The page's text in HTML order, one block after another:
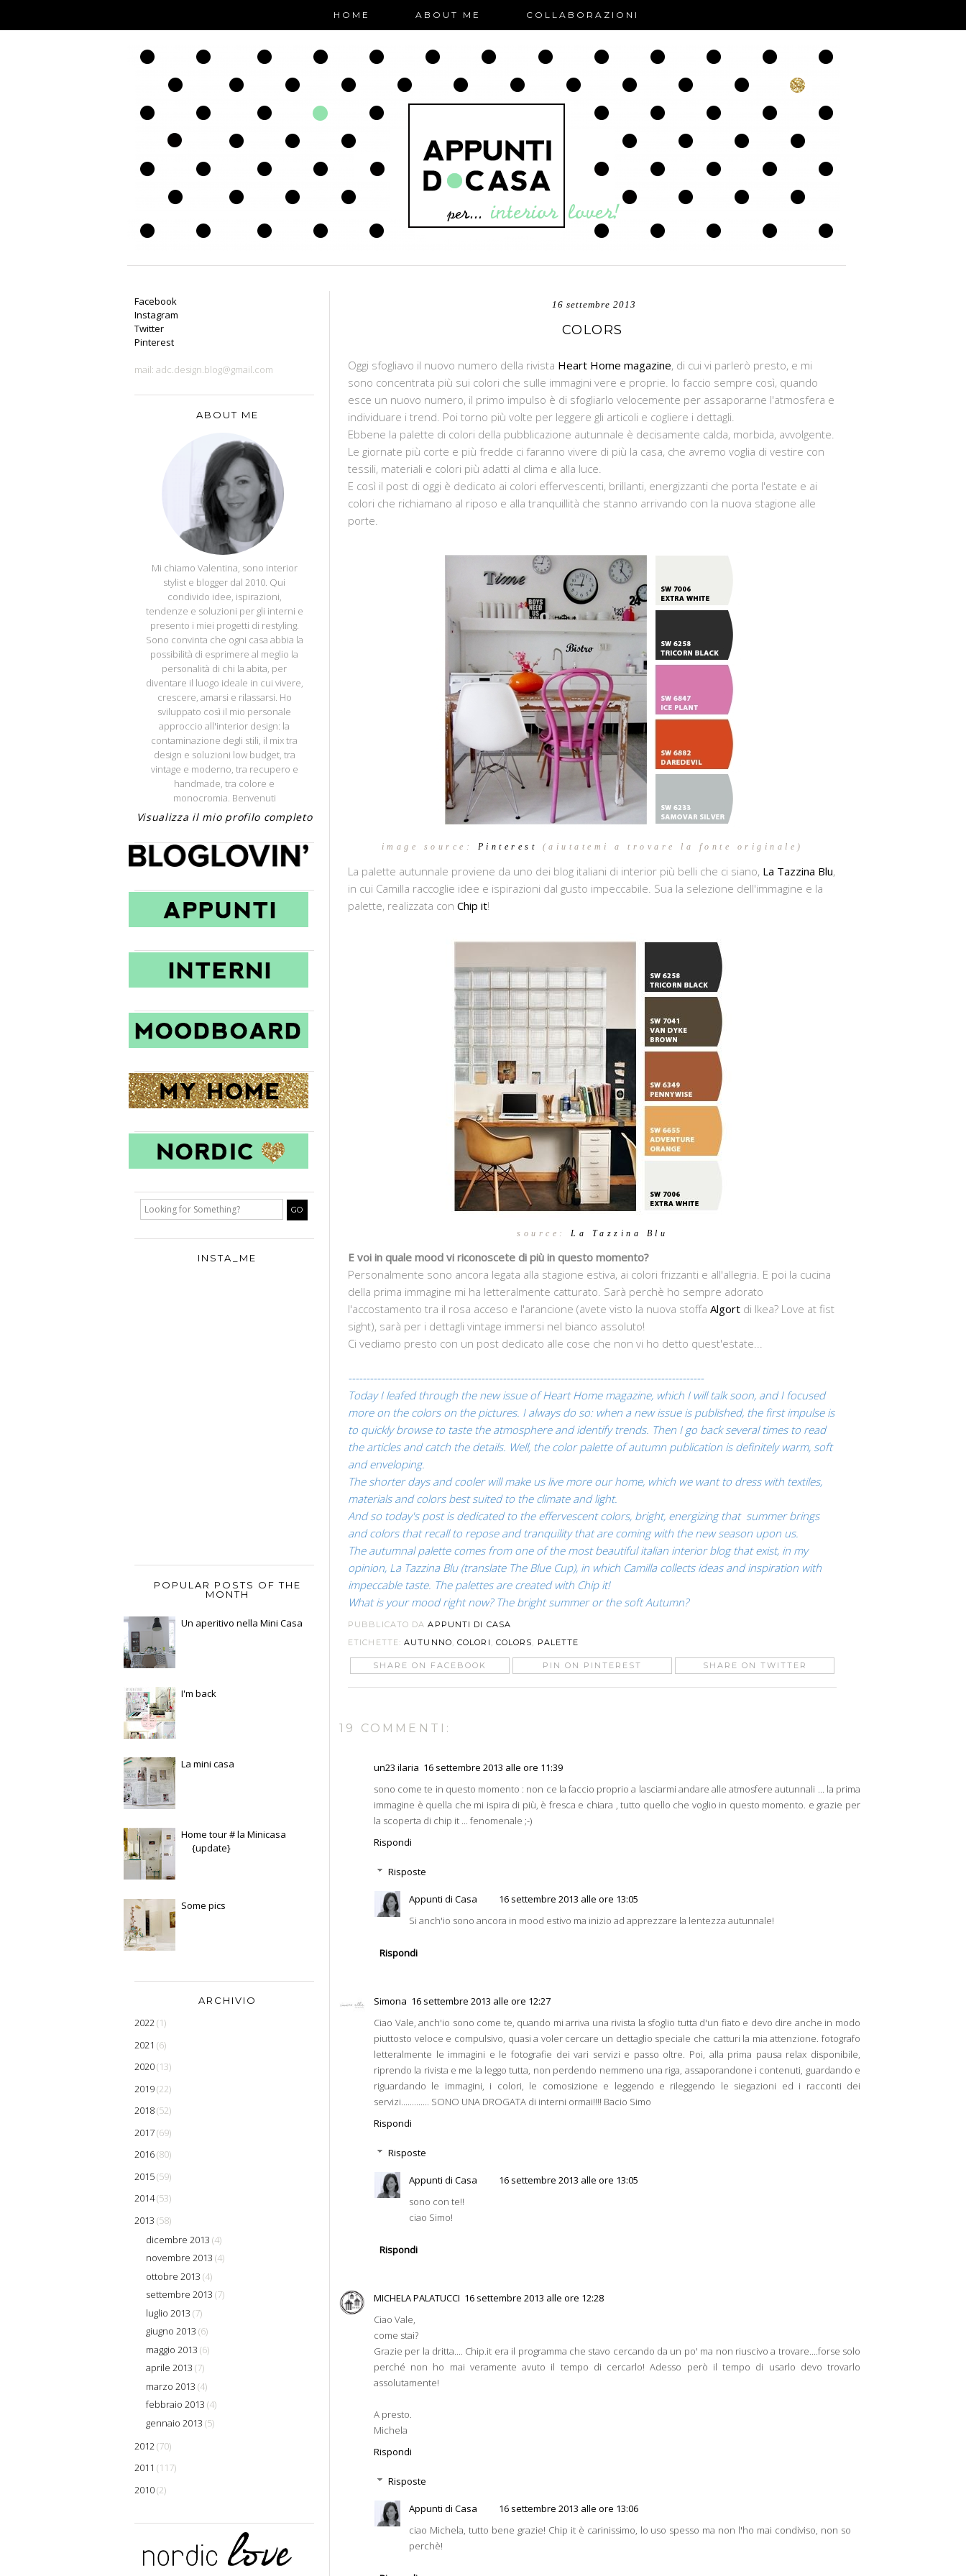
HOME ABOUT ME COLLABORAZIONI
16 settembre 2013
COLORS
Oggi sfogliavo il nuovo numero della rivista Heart Home magazine, di cui vi parlerò presto, e mi
sono concentrata più sui colori che sulle immagini vere e proprie. Io faccio sempre così, quando
esce un nuovo numero, il primo impulso è di sfogliarlo velocemente per assaporarne l'atmosfera e
individuare i trend. Poi torno più volte per leggere gli articoli e cogliere i dettagli.
Ebbene la palette di colori della pubblicazione autunnale è decisamente calda, morbida, avvolgente.
Le giornate più corte e più fredde ci faranno vivere di più la casa, che avremo voglia di vestire con
tessili, materiali e colori più adatti al clima e alla luce.
E così il post di oggi è dedicato ai colori effervescenti, brillanti, energizzanti che porta l'estate e ai
colori che richiamano al riposo e alla tranquillità che stanno arrivando con la nuova stagione alle
porte.
image source: Pinterest (aiutatemi a trovare la fonte originale)
La palette autunnale proviene da uno dei blog italiani di interior più belli che ci siano, La Tazzina Blu,
in cui Camilla raccoglie idee e ispirazioni dal gusto impeccabile. Sua la selezione dell'immagine e la
palette, realizzata con Chip it!
source: La Tazzina Blu
E voi in quale mood vi riconoscete di più in questo momento?
Personalmente sono ancora legata alla stagione estiva, ai colori frizzanti e all'allegria. E poi la cucina
della prima immagine mi ha letteralmente catturato. Sarà perchè ho sempre adorato
l'accostamento tra il rosa acceso e l'arancione (avete visto la nuova stoffa Algort di Ikea? Love at fist
sight), sarà per i dettagli vintage immersi nel bianco assoluto!
Ci vediamo presto con un post dedicato alle cose che non vi ho detto quest'estate...
---------------------------------------------------------------------------------------------------
Today I leafed through the new issue of Heart Home magazine, which I will talk soon, and I focused
more on the colors on the pictures. I always do so: when a new issue is published, the first impulse is
to quickly browse to taste the atmosphere and identify trends. Then I go back several times to read
the articles and catch the details. Well, the color palette of autumn publication is definitely warm, soft
and enveloping.
The shorter days and cooler will make us live more our home, which we want to dress with textiles,
materials and colors best suited to the climate and light.
And so today's post is dedicated to the effervescent colors, bright, energizing that summerbrings
and colors that recall to repose and tranquility that are coming with the new season upon us.
The autumnal palette comes from one of the most beautifulitalian interior blog that exist, in my
opinion, La Tazzina Blu (translate The Blue Cup), in which Camilla collects ideas and inspiration with
impeccable taste. The palettes are created with Chip it!
What is your mood right now? The bright summer or the soft Autumn?
PUBBLICATO DAAPPUNTI DI CASA
ETICHETTE:AUTUNNO ,COLORI COLORS PALETTE
SHARE ON FACEBOOK PIN ON PINTEREST SHARE ON TWITTER
19 COMMENTI:
un23 ilaria 16 settembre 2013 alle ore 11:39
sono come te in questo momento : non ce la faccio proprio a lasciarmi andare alle atmosfere autunnali ... la prima
immagine è quella che mi ispira di più, è fresca e chiara , tutto quello che voglio in questo momento. e grazie per
la scoperta di chip it ... fenomenale ;-)
Rispondi
Risposte
Appunti di Casa
16 settembre 2013 alle ore 13:05
Si anch'io sono ancora in mood estivo ma inizio ad apprezzare la lentezza autunnale!
Rispondi
Simona 16 settembre 2013 alle ore 12:27
Ciao Vale, anch'io sono come te, quando mi arriva una rivista la sfoglio tutta d'un fiato e devo dire anche in modo
piuttosto veloce e compulsivo, quasi a voler cercare un dettaglio speciale che catturi la mia attenzione. fotografo
letteralmente le immagini e le fotografie dei vari servizi e passo oltre. Poi, alla prima pausa relax disponibile,
riprendo la rivista e me la leggo tutta, non perdendo nemmeno una riga, assaporandone i contenuti, guardando e
riguardando le immagini, i colori, le comosizione e leggendo e rileggendo le siegazioni ed i racconti dei
servizi............. SONO UNA DROGATA di interni ormai!!!! Bacio Simo
Rispondi
Risposte
Appunti di Casa
16 settembre 2013 alle ore 13:05
sono con te!!
ciao Simo!
Rispondi
MICHELA PALATUCCI 16 settembre 2013 alle ore 12:28
Ciao Vale,
come stai?
Grazie per la dritta.... Chip.it era il programma che stavo cercando da un po' ma non riuscivo a trovare....forse solo
perché non ho mai veramente avuto il tempo di cercarlo! Adesso però il tempo di usarlo devo trovarlo
assolutamente!
A presto.
Michela
Rispondi
Risposte
Appunti di Casa
16 settembre 2013 alle ore 13:06
ciao Michela, tutto bene grazie! Chip it è carinissimo, lo uso spesso ma non l'ho mai condiviso, non so
perchè!
Facebook
Instagram
Twitter
Pinterest
mail: adc.design.blog@gmail.com
ABOUT ME
APPUNTI DI CASA
Mi chiamo Valentina, sono interior
stylist e blogger dal 2010. Qui
condivido idee, ispirazioni,
tendenze e soluzioni per gli interni e
presento i miei progetti di restyling.
Sono convinta che ogni casa abbia la
possibilità di esprimere al meglio la
personalità di chi la abita, per
diventare il luogo ideale in cui vivere,
crescere, amarsi e rilassarsi. Ho
sviluppato così il mio personale
approccio all'interior design: la
contaminazione degli stili, il mix tra
design e soluzioni low budget, tra
vintage e moderno, tra recupero e
handmade, tra colore e
monocromia. Benvenuti
Visualizza il mio profilo completo
INSTA_ME
POPULAR POSTS OF THE
MONTH
Un aperitivo nella Mini Casa
I'm back
La mini casa
Home tour # la Minicasa
{update}
Some pics
ARCHIVIO
2022(1)
2021 (6)
2020(13)
2019(22)
2018(52)
2017(69)
2016(80)
2015(59)
2014(53)
2013 (58)
dicembre 2013 (4)
novembre 2013 (4)
ottobre 2013 (4)
settembre 2013 (7)
luglio 2013 (7)
giugno 2013 (6)
maggio 2013 (6)
aprile 2013 (7)
marzo 2013 (4)
febbraio 2013 (4)
gennaio 2013 (5)
2012(70)
2011 (117)
2010(2)